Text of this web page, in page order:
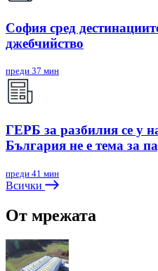
София сред
джебчийство
преди 37 мин
ГЕРБ за разбилия се у
България не е тема за
преди 41 мин
Всички
От мрежата